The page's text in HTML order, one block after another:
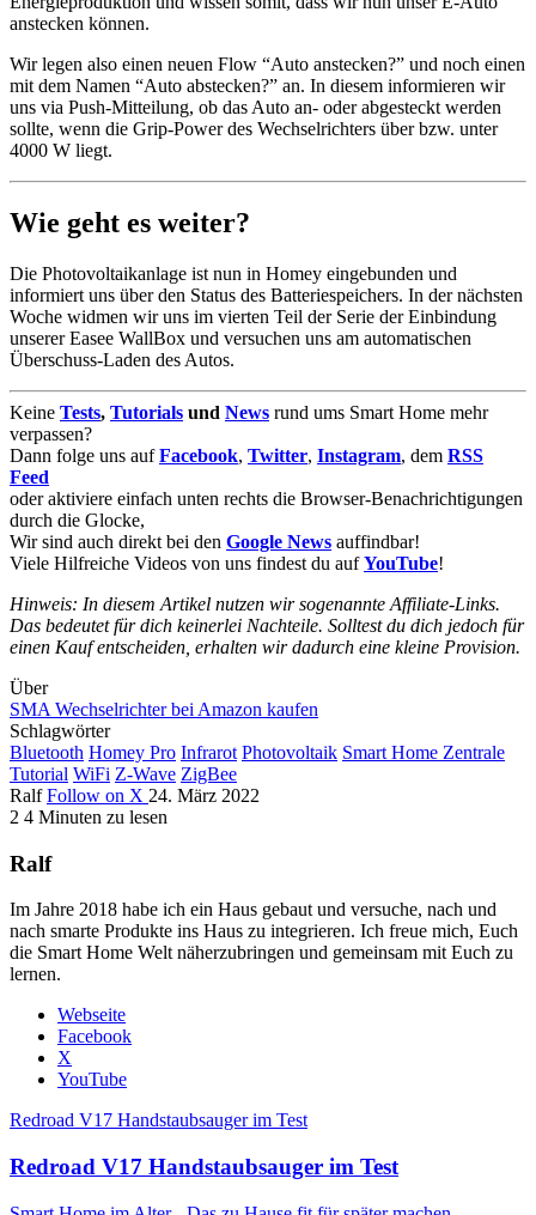
anstecken können.
Wir legen also einen neuen Flow “Auto anstecken?” und noch einen
mit dem Namen “Auto abstecken?” an. In diesem informieren wir
uns via Push-Mitteilung, ob das Auto an- oder abgesteckt werden
sollte, wenn die Grip-Power des Wechselrichters über bzw. unter
4000 W liegt.
Wie geht es weiter?
Die Photovoltaikanlage ist nun in Homey eingebunden und
informiert uns über den Status des Batteriespeichers. In der nächsten
Woche widmen wir uns im vierten Teil der Serie der Einbindung
unserer Easee WallBox und versuchen uns am automatischen
Überschuss-Laden des Autos.
Keine Tests, Tutorials und News rund ums Smart Home mehr
verpassen?
Dann folge uns aufFacebook, Twitter, Instagram, dem RSS
Feed
oder aktiviere einfach unten rechts die Browser-Benachrichtigungen
durch die Glocke,
Wir sind auch direkt bei den Google News auffindbar!
Viele Hilfreiche Videos von uns findest du aufYouTube!
Hinweis: In diesem Artikel nutzen wir sogenannte Affiliate-Links.
Das bedeutet für dich keinerlei Nachteile. Solltest du dich jedoch für
einen Kauf entscheiden, erhalten wir dadurch eine kleine Provision.
Über
SMA Wechselrichter bei Amazon kaufen
Schlagwörter
Bluetooth Homey Pro Infrarot Photovoltaik Smart Home Zentrale
Tutorial WiFi Z-Wave ZigBee
Ralf Follow on X 24. März 2022
2 4 Minuten zu lesen
Ralf
Im Jahre 2018 habe ich ein Haus gebaut und versuche, nach und
nach smarte Produkte ins Haus zu integrieren. Ich freue mich, Euch
die Smart Home Welt näherzubringen und gemeinsam mit Euch zu
lernen.
Webseite
Facebook
X
YouTube
Redroad V17 Handstaubsauger im Test
Redroad V17 Handstaubsauger im Test